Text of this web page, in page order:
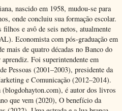
nascido em 1958, mudou-se para
onde concluiu sua formação escolar.
filhos e avô de seis netos, atualmente
Economista com pós-graduação em
mais de quatro décadas no Banco do
Foi superintendente em
Pessoas (2001–2003), presidente da
e Comunicação (2012–2014).
é autor dos livros
que vem (2020), O benefício da